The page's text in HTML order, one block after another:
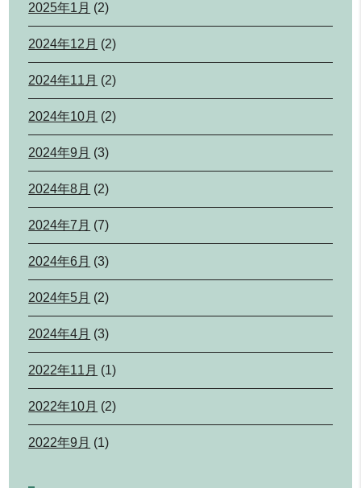
2025年1月 (2)
2024年12月 (2)
2024年11月 (2)
2024年10月 (2)
2024年9月 (3)
2024年8月 (2)
2024年7月 (7)
2024年6月 (3)
2024年5月 (2)
2024年4月 (3)
2022年11月 (1)
2022年10月 (2)
2022年9月 (1)